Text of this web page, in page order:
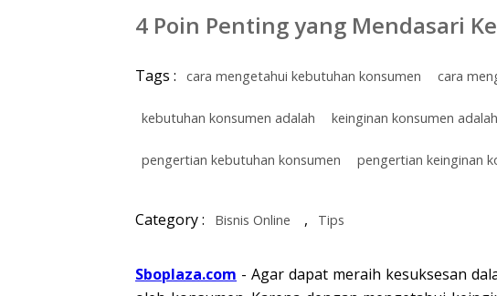
4 Poin Penting yang Mendasari
Tags : cara mengetahui kebutuhan konsumen cara
kebutuhan konsumen adalah keinginan konsumen adalah
pengertian kebutuhan konsumen pengertian keinginan
Category : Bisnis Online , Tips
Sboplaza.com - Agar dapat meraih kesuksesan